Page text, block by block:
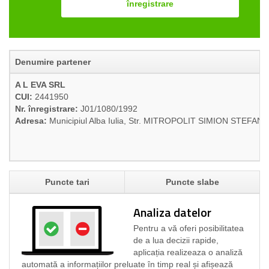
înregistrare
Denumire partener
A L EVA SRL
CUI: 2441950
Nr. înregistrare: J01/1080/1992
Adresa: Municipiul Alba Iulia, Str. MITROPOLIT SIMION
Puncte tari Puncte slabe
Analiza datelor
Pentru a vă oferi posibilitatea
de a lua decizii rapide,
aplicația realizeaza o analiză
automată a informațiilor preluate în timp real și afișează